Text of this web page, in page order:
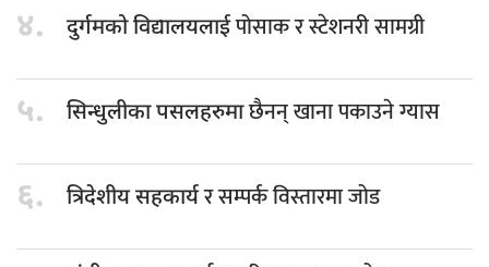
४. दुर्गमको विद्यालयलाईपोसाक र स्टेशनरी सामग्री
५. सिन्धुलीका पसलहरुमाछैनन् खाना पकाउने ग्यास
६. त्रिदेशीय सहकार्यर सम्पर्क विस्तारमा जोड